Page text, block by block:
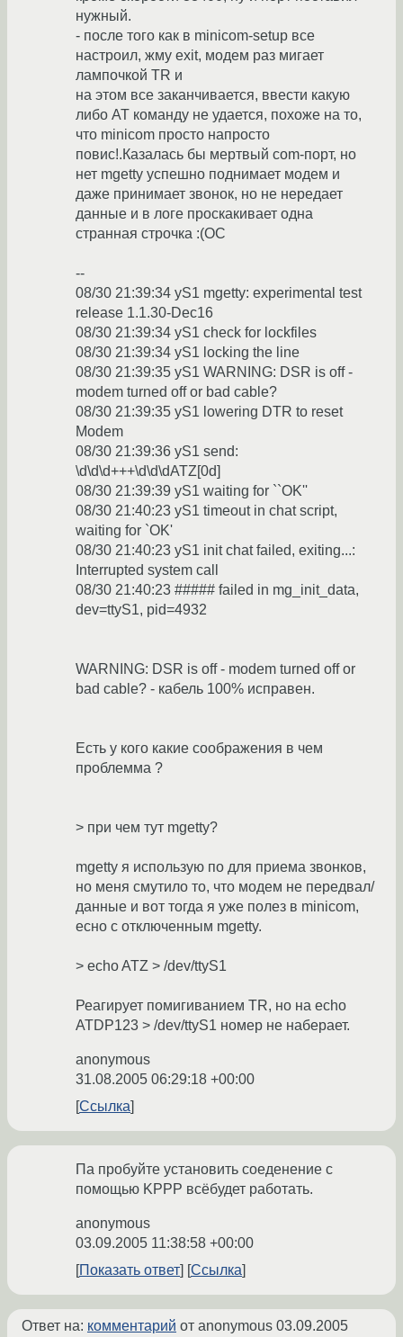
нужный.
- после того как в minicom-setup все
настроил, жму exit, модем раз мигает
лампочкой TR и
на этом все заканчивается, ввести какую
либо АТ команду не удается, похоже на то,
что minicom просто напросто
повис!.Казалась бы мертвый com-порт, но
нет mgetty успешно поднимает модем и
даже принимает звонок, но не нередает
данные и в логе проскакивает одна
странная строчка :(OC
--
08/30 21:39:34 yS1 mgetty: experimental test
release 1.1.30-Dec16
08/30 21:39:34 yS1 check for lockfiles
08/30 21:39:34 yS1 locking the line
08/30 21:39:35 yS1 WARNING: DSR is off -
modem turned off or bad cable?
08/30 21:39:35 yS1 lowering DTR to reset
Modem
08/30 21:39:36 yS1 send:
\d\d\d+++\d\d\dATZ[0d]
08/30 21:39:39 yS1 waiting for ``OK''
08/30 21:40:23 yS1 timeout in chat script,
waiting for `OK'
08/30 21:40:23 yS1 init chat failed, exiting...:
Interrupted system call
08/30 21:40:23 ##### failed in mg_init_data,
dev=ttyS1, pid=4932
WARNING: DSR is off - modem turned off or
bad cable? - кабель 100% исправен.
Есть у кого какие соображения в чем
проблемма ?
> при чем тут mgetty?
mgetty я использую по для приема звонков,
но меня смутило то, что модем не передвал/
данные и вот тогда я уже полез в minicom,
есно с отключенным mgetty.
> echo ATZ > /dev/ttyS1
Реагирует помигиванием TR, но на echo
ATDP123 > /dev/ttyS1 номер не наберает.
anonymous
31.08.2005 06:29:18 +00:00
Ссылка
Па пробуйте установить соеденение с
помощью KPPP всёбудет работать.
anonymous
03.09.2005 11:38:58 +00:00
Показать ответ
Ссылка
Ответ на: комментарий от anonymous 03.09.2005